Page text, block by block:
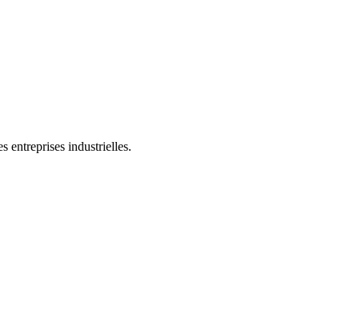
entreprises industrielles.